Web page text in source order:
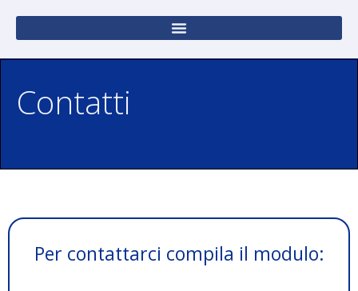
Contatti
Per contattarci compila il modulo: